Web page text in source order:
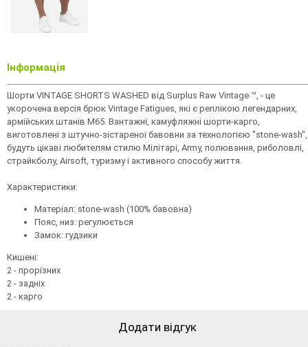
Інформація
Шорти VINTAGE SHORTS WASHED від Surplus Raw Vintage ™, - це
укорочена версія брюк Vintage Fatigues, які є реплікою легендарних,
армійських штанів М65. Вантажні, камуфляжні шорти-карго,
виготовлені з штучно-зістареної бавовни за технологією "stone-wash",
будуть цікаві любителям стилю Мілітарі, Army, полювання, риболовлі,
страйкболу, Airsoft, туризму і активного способу життя.
Характеристики:
Матеріал: stone-wash (100% бавовна)
Пояс, низ: регулюється
Замок: гудзики
Кишені:
2 - прорізних
2 - задніх
2 - карго
Додати відгук